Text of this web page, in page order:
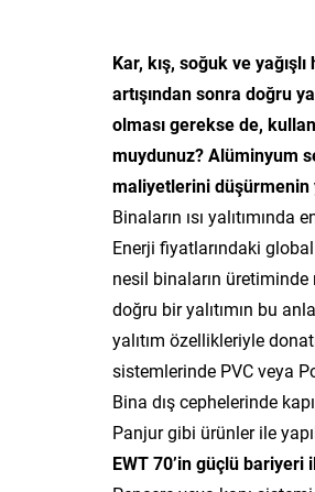
Kar, kış, soğuk ve
artışından sonra doğru
olması gerekse de,
muydunuz? Alüminyum
maliyetlerini düşürmenin
Binaların ısı
Enerji fiyatlarındaki global
nesil binaların
doğru bir yalıtımın bu
yalıtım özellikleriyle
sistemlerinde PVC veya
Bina dış cephelerinde
Panjur gibi ürünler ile
EWT 70’in güçlü bariyeri